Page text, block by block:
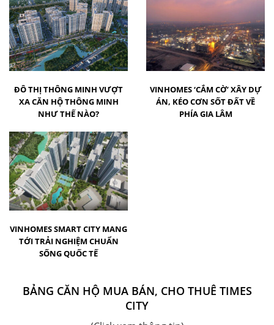
ĐÔ THỊ THÔNG MINH VƯỢT
XA CĂN HỘ THÔNG MINH
NHƯ THẾ NÀO?
VINHOMES ‘CẮM CỜ’ XÂY DỰ
ÁN, KÉO CƠN SỐT ĐẤT VỀ
PHÍA GIA LÂM
VINHOMES SMART CITY MANG
TỚI TRẢI NGHIỆM CHUẨN
SỐNG QUỐC TẾ
BẢNG CĂN HỘ MUA BÁN, CHO THUÊ TIMES
CITY